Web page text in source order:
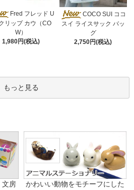
Fred フレッド U
リップ カウ（CO
W）
1,980円(税込)
COCO SUI ココ
スイ ライスサック バッ
グ
2,750円(税込)
もっと見る
文房
かわいい動物をモチーフにした